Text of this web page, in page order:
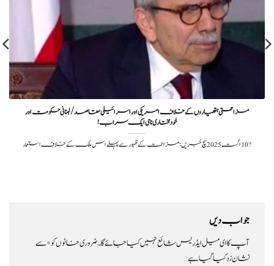
مزاحمتی ہتھیاروں کے خلاف امریکی اور اسرائیلی مقاصد/لبنانی حکومت اور
خودمختاری نامی ایک سراب!
?️ 10 اگست 2025سچ خبریں: مزاحمت کے ظہور سے پہلے اس ملک کے خلاف استعمار
جواب دیں
آپ کا ای میل ایڈریس شائع نہیں کیا جائے گا۔ضروری خانوں کو*سے
نشان زد کیا گیا ہے